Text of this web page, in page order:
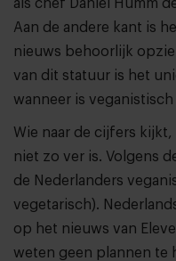
als chef Daniel Humm
Aan de andere kant is
nieuws behoorlijk
van dit statuur is het
wanneer is veganistisch
Wie naar de cijfers
niet zo ver is. Volgens
de Nederlanders
vegetarisch).
op het nieuws van
weten geen plannen te